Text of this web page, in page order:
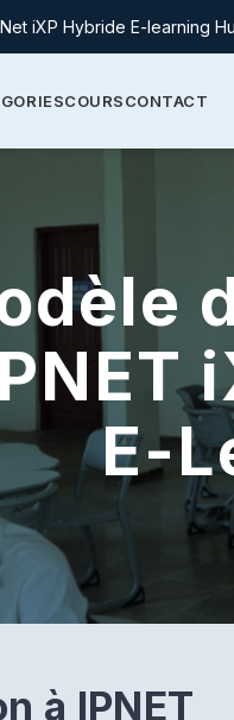
iXP Hybride E-learning
COURSCONTACT
E-
à IPNET